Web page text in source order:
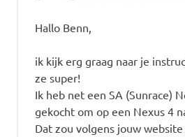
Hallo Benn,
ik kijk erg graag naar je
ze super!
Ik heb net een SA (Sunrace)
gekocht om op een Nexus 4
Dat zou volgens jouw